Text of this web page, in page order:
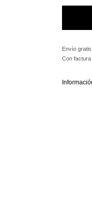
Envío
Con factura